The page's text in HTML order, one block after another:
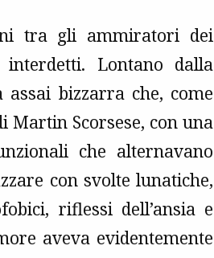
tra gli ammiratori dei
Lontano dalla
bizzarra che, come
Martin Scorsese, con una
che alternavano
con svolte lunatiche,
riflessi dell’ansia e
aveva evidentemente